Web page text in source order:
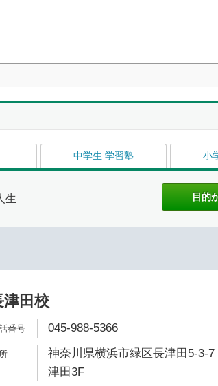
中学生 学習塾 小
生
津田校
045-988-5366
神奈川県横浜市緑区長津田5-3-
津田3F